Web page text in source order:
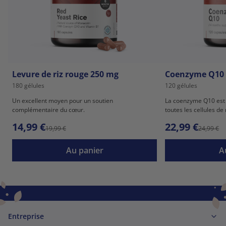
Levure de riz rouge 250 mg
180 gélules
Un excellent moyen pour un soutien
complémentaire du cœur.
14,99 €19,99 €
Au panier
Coenzyme
120 gélules
La coenzyme Q10
toutes les cellules de
22,99 €24,99 €
Entreprise